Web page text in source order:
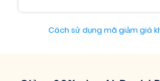
Cách sử dụng mã giảm giá